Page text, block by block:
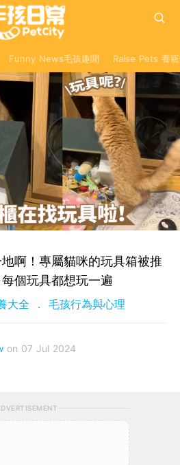
Funny News毛孩趣聞 Raise Pets 養
啊！專屬貓咪的玩具箱被推
個玩具都想玩一遍
大全 毛孩行為與心理
on 07 Jul 2024